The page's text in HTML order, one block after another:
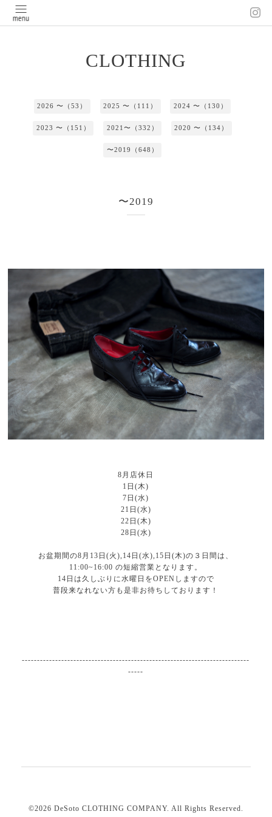
CLOTHING
2026 〜（53） 2025 〜（111） 2024 〜（130）
2023 〜（151） 2021〜（332） 2020 〜（134）
〜2019（648）
〜2019
8月店休日
1日(木)
7日(水)
21日(水)
22日(木)
28日(水)
お盆期間の8月13日(火),14日(水),15日(木)の３日間は、
11:00~16:00 の短縮営業となります。
14日は久しぶりに水曜日をOPENしますので
普段来なれない方も是非お待ちしております！
---------------------------------------------------------------------------
-----
©2026 DeSoto CLOTHING COMPANY. All Rights Reserved.